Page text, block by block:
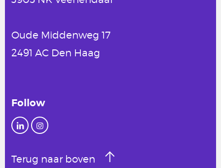
Oude Middenweg 17
2491 AC Den Haag
Follow
Terug naar boven